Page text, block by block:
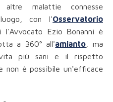
malattie connesse
luogo, con l'Osservatorio
Ezio Bonanni è
a 360° all'amianto , ma
più sani e il rispetto
non è possibile un'efficace